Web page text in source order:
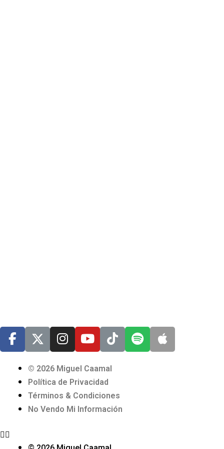
© 2026 Miguel Caamal
Política de Privacidad
Términos & Condiciones
No Vendo Mi Información